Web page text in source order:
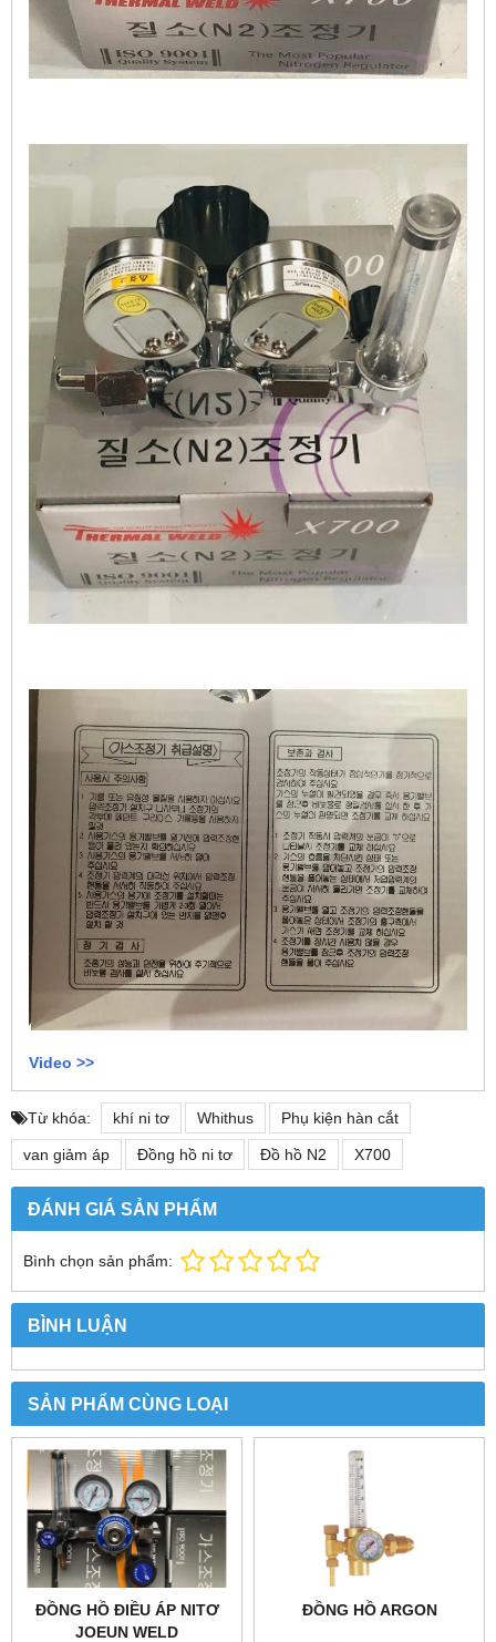
Video >>
Từ khóa: khí ni tơ Whithus Phụ kiện hàn cắt
van giảm áp Đồng hồ ni tơ Đồ hồ N2 X700
ĐÁNH GIÁ SẢN PHẨM
Bình chọn sản phẩm:
BÌNH LUẬN
SẢN PHẨM CÙNG LOẠI
ĐỒNG HỒ ĐIỀU ÁP NITƠ
JOEUN WELD
ĐỒNG HỒ ARGON